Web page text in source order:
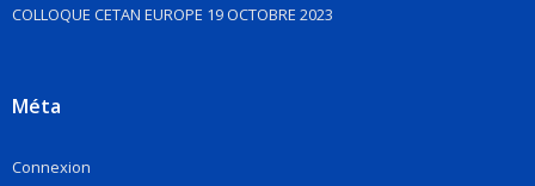
COLLOQUE CETAN EUROPE 19 OCTOBRE 2023
Méta
Connexion